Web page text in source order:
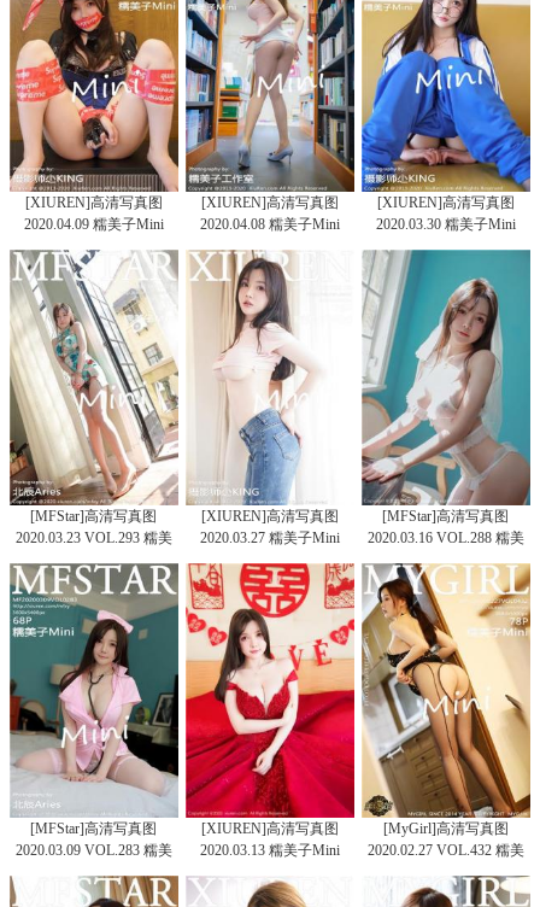
[XIUREN]高清写真图
2020.04.09 糯美子Mini
[XIUREN]高清写真图
2020.04.08 糯美子Mini
[XIUREN]高清写真图
2020.03.30 糯美子Mini
[MFStar]高清写真图
2020.03.23 VOL.293 糯美
[XIUREN]高清写真图
2020.03.27 糯美子Mini
[MFStar]高清写真图
2020.03.16 VOL.288 糯美
[MFStar]高清写真图
2020.03.09 VOL.283 糯美
子Mini
[XIUREN]高清写真图
2020.03.13 糯美子Mini
[MyGirl]高清写真图
2020.02.27 VOL.432 糯美
子Mini